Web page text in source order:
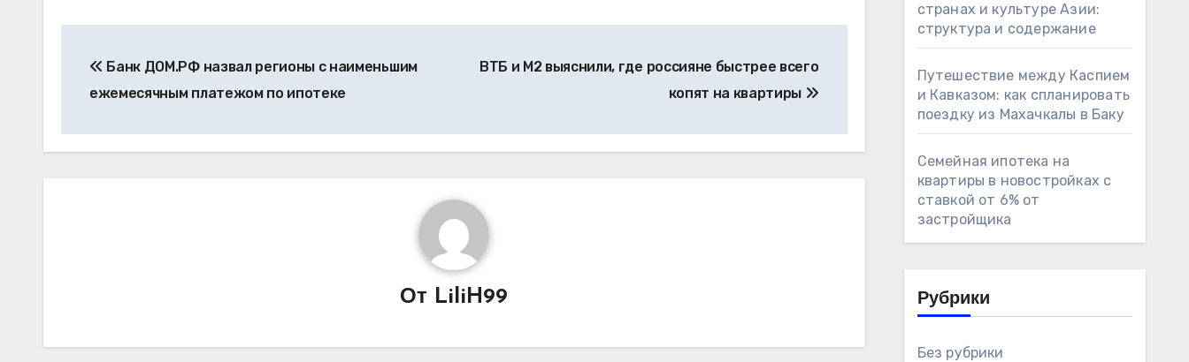
по
Банк ДОМ.РФ назвал регионы с наименьшим
ежемесячным платежом по ипотеке
ВТБ и М2 выяснили, где россияне быстрее всего
копят на квартиры
От LiliH99
странах и культуре Азии:
структура и содержание
Путешествие между Каспием
и Кавказом: как спланировать
поездку из Махачкалы в Баку
Семейная ипотека на
квартиры в новостройках с
ставкой от 6% от
застройщика
Рубрики
Без рубрики